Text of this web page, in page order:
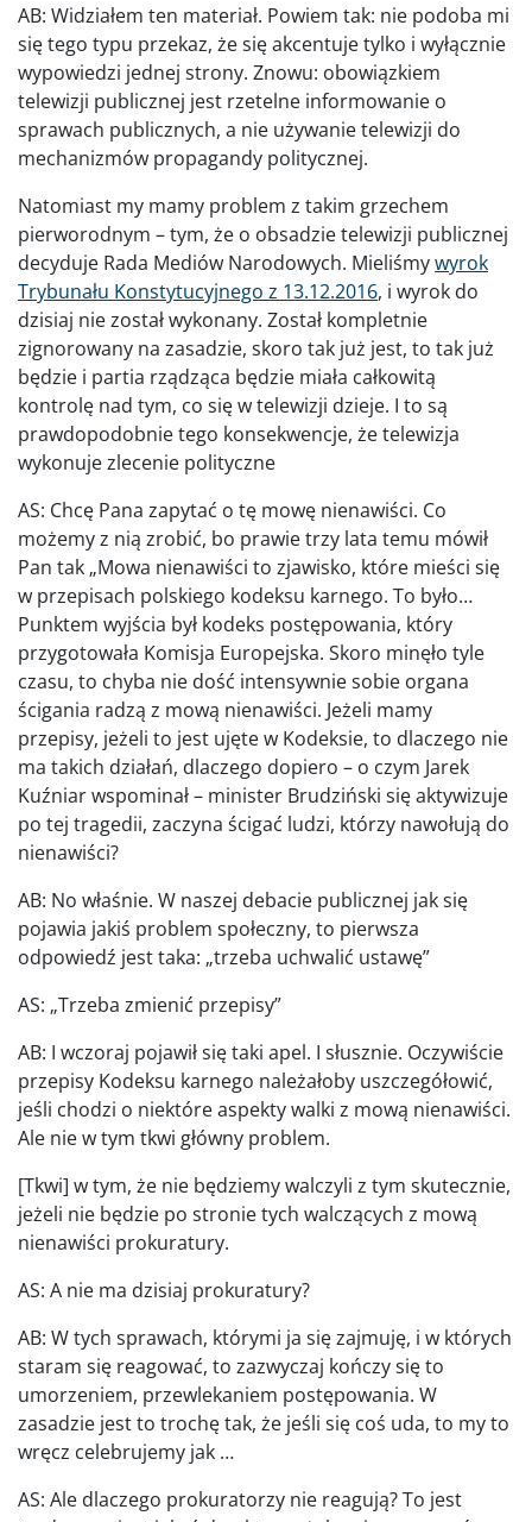
AB: Widziałem ten materiał. Powiem tak: nie podoba mi
się tego typu przekaz, że się akcentuje tylko i wyłącznie
wypowiedzi jednej strony. Znowu: obowiązkiem
telewizji publicznej jest rzetelne informowanie o
sprawach publicznych, a nie używanie telewizji do
mechanizmów propagandy politycznej.
Natomiast my mamy problem z takim grzechem
pierworodnym – tym, że o obsadzie telewizji publicznej
decyduje Rada Mediów Narodowych. Mieliśmywyrok
Trybunału Konstytucyjnego z 13.12.2016, i wyrok do
dzisiaj nie został wykonany. Został kompletnie
zignorowany na zasadzie, skoro tak już jest, to tak już
będzie i partia rządząca będzie miała całkowitą
kontrolę nad tym, co się w telewizji dzieje. I to są
prawdopodobnie tego konsekwencje, że telewizja
wykonuje zlecenie polityczne
AS: Chcę Pana zapytać o tę mowę nienawiści. Co
możemy z nią zrobić, bo prawie trzy lata temu mówił
Pan tak „Mowa nienawiści to zjawisko, które mieści się
w przepisach polskiego kodeksu karnego. To było…
Punktem wyjścia był kodeks postępowania, który
przygotowała Komisja Europejska. Skoro minęło tyle
czasu, to chyba nie dość intensywnie sobie organa
ścigania radzą z mową nienawiści. Jeżeli mamy
przepisy, jeżeli to jest ujęte w Kodeksie, to dlaczego nie
ma takich działań, dlaczego dopiero – o czym Jarek
Kuźniar wspominał – minister Brudziński się aktywizuje
po tej tragedii, zaczyna ścigać ludzi, którzy nawołują do
nienawiści?
AB: No właśnie. W naszej debacie publicznej jak się
pojawia jakiś problem społeczny, to pierwsza
odpowiedź jest taka: „trzeba uchwalić ustawę”
AS: „Trzeba zmienić przepisy”
AB: I wczoraj pojawił się taki apel. I słusznie. Oczywiście
przepisy Kodeksu karnego należałoby uszczegółowić,
jeśli chodzi o niektóre aspekty walki z mową nienawiści.
Ale nie w tym tkwi główny problem.
[Tkwi] w tym, że nie będziemy walczyli z tym skutecznie,
jeżeli nie będzie po stronie tych walczących z mową
nienawiści prokuratury.
AS: A nie ma dzisiaj prokuratury?
AB: W tych sprawach, którymi ja się zajmuję, i w których
staram się reagować, to zazwyczaj kończy się to
umorzeniem, przewlekaniem postępowania. W
zasadzie jest to trochę tak, że jeśli się coś uda, to my to
wręcz celebrujemy jak …
AS: Ale dlaczego prokuratorzy nie reagują? To jest